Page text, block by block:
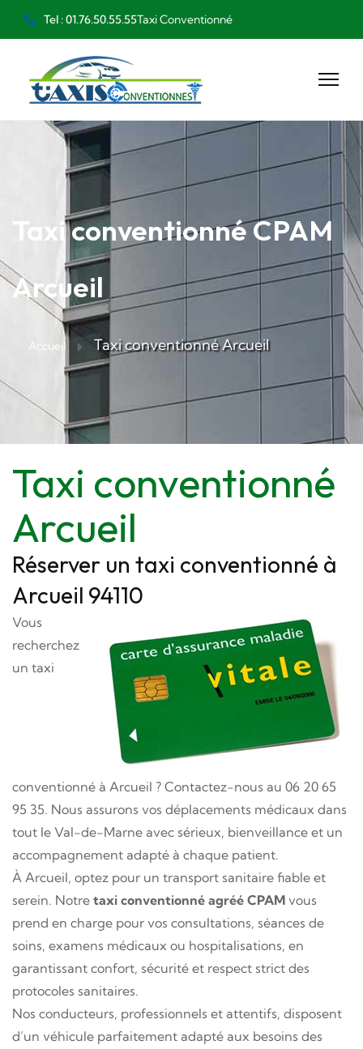
Tel : 01.76.50.55.55Taxi Conventionné
Taxi conventionné CPAM
Arcueil
Accueil Taxi conventionné Arcueil
Taxi conventionné
Arcueil
Réserver un taxi conventionné à
Arcueil 94110
Vous
recherchez
un taxi
conventionné à Arcueil ? Contactez-nous au 06 20 65
95 35. Nous assurons vos déplacements médicaux dans
tout le Val-de-Marne avec sérieux, bienveillance et un
accompagnement adapté à chaque patient.
À Arcueil, optez pour un transport sanitaire fiable et
serein. Notre taxi conventionné agréé CPAM vous
prend en charge pour vos consultations, séances de
soins, examens médicaux ou hospitalisations, en
garantissant confort, sécurité et respect strict des
protocoles sanitaires.
Nos conducteurs, professionnels et attentifs, disposent
d’un véhicule parfaitement adapté aux besoins des